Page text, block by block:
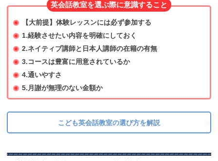
英会話教室を選ぶ際に意識すること
【大前提】体験レッスンには必ず参加する
1.経験させたい内容を明確にしておく
2.ネイティブ講師と日本人講師の在籍の有無
3.コースは豊富に用意されているか
4.通いやすさ
5.月謝が無理のない金額か
こども英会話教室の選び方を解説